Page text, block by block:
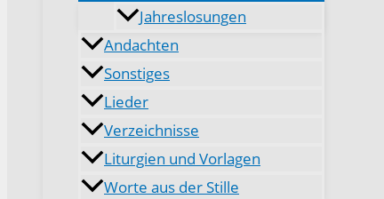
Jahreslosungen
Andachten
Sonstiges
Lieder
Verzeichnisse
Liturgien und Vorlagen
Worte aus der Stille